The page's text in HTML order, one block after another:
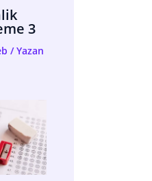
3
/ Yazan